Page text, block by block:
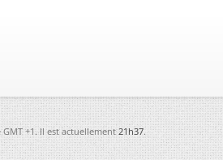
GMT +1. Il est actuellement21h37.